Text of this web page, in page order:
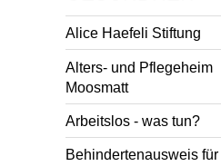
Alice Haefeli Stiftung
Alters- und Pflegeheim
Moosmatt
Arbeitslos - was tun?
Behindertenausweis für